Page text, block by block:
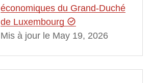
économiques du Grand-Duché
de Luxembourg
Mis à jour le May 19, 2026